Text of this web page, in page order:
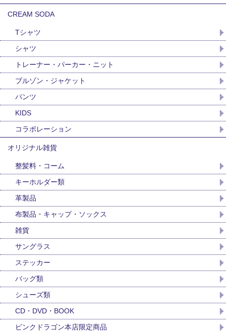
CREAM SODA
Tシャツ
シャツ
トレーナー・パーカー・ニット
ブルゾン・ジャケット
パンツ
KIDS
コラボレーション
オリジナル雑貨
整髪料・コーム
キーホルダー類
革製品
布製品・キャップ・ソックス
雑貨
サングラス
ステッカー
バッグ類
シューズ類
CD・DVD・BOOK
ピンクドラゴン本店限定商品